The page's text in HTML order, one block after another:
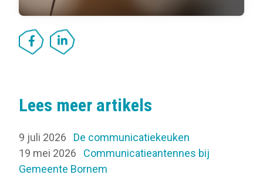
Lees meer artikels
9 juli 2026
De communicatiekeuken
19 mei 2026
Communicatieantennes bij
Gemeente Bornem